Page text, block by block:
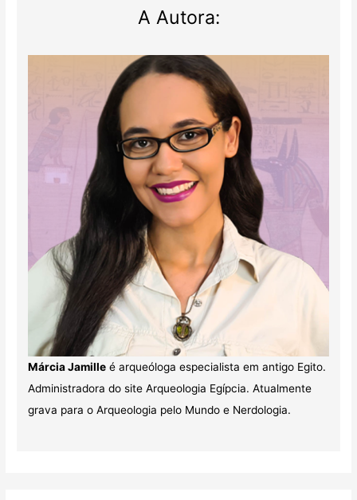
A Autora:
Márcia Jamilleé arqueóloga especialista em antigo Egito.
Administradora do site Arqueologia Egípcia. Atualmente
grava para o Arqueologia pelo Mundo e Nerdologia.